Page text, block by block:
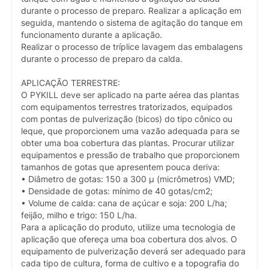
durante o processo de preparo. Realizar a aplicação em
seguida, mantendo o sistema de agitação do tanque em
funcionamento durante a aplicação.
Realizar o processo de tríplice lavagem das embalagens
durante o processo de preparo da calda.
APLICAÇÃO TERRESTRE:
O PYKILL deve ser aplicado na parte aérea das plantas
com equipamentos terrestres tratorizados, equipados
com pontas de pulverização (bicos) do tipo cônico ou
leque, que proporcionem uma vazão adequada para se
obter uma boa cobertura das plantas. Procurar utilizar
equipamentos e pressão de trabalho que proporcionem
tamanhos de gotas que apresentem pouca deriva:
• Diâmetro de gotas: 150 a 300 µ (micrômetros) VMD;
• Densidade de gotas: mínimo de 40 gotas/cm2;
• Volume de calda: cana de açúcar e soja: 200 L/ha;
feijão, milho e trigo: 150 L/ha.
Para a aplicação do produto, utilize uma tecnologia de
aplicação que ofereça uma boa cobertura dos alvos. O
equipamento de pulverização deverá ser adequado para
cada tipo de cultura, forma de cultivo e a topografia do